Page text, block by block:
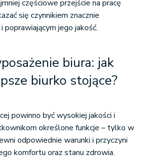
częściowe przejście na pracę
się czynnikiem znacznie
poprawiającym jego jakość.
biura: jak
biurko stojące?
powinno być wysokiej jakości i
określone funkcje – tylko w
odpowiednie warunki i przyczyni
komfortu oraz stanu zdrowia.